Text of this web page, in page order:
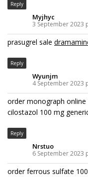
Reply
Myjhyc
3 September 2023
prasugrel sale
Reply
Wyunjm
4 September 2023
order monograph online
cilostazol 100 mg
Reply
Nrstuo
6 September 2023
order ferrous sulfate